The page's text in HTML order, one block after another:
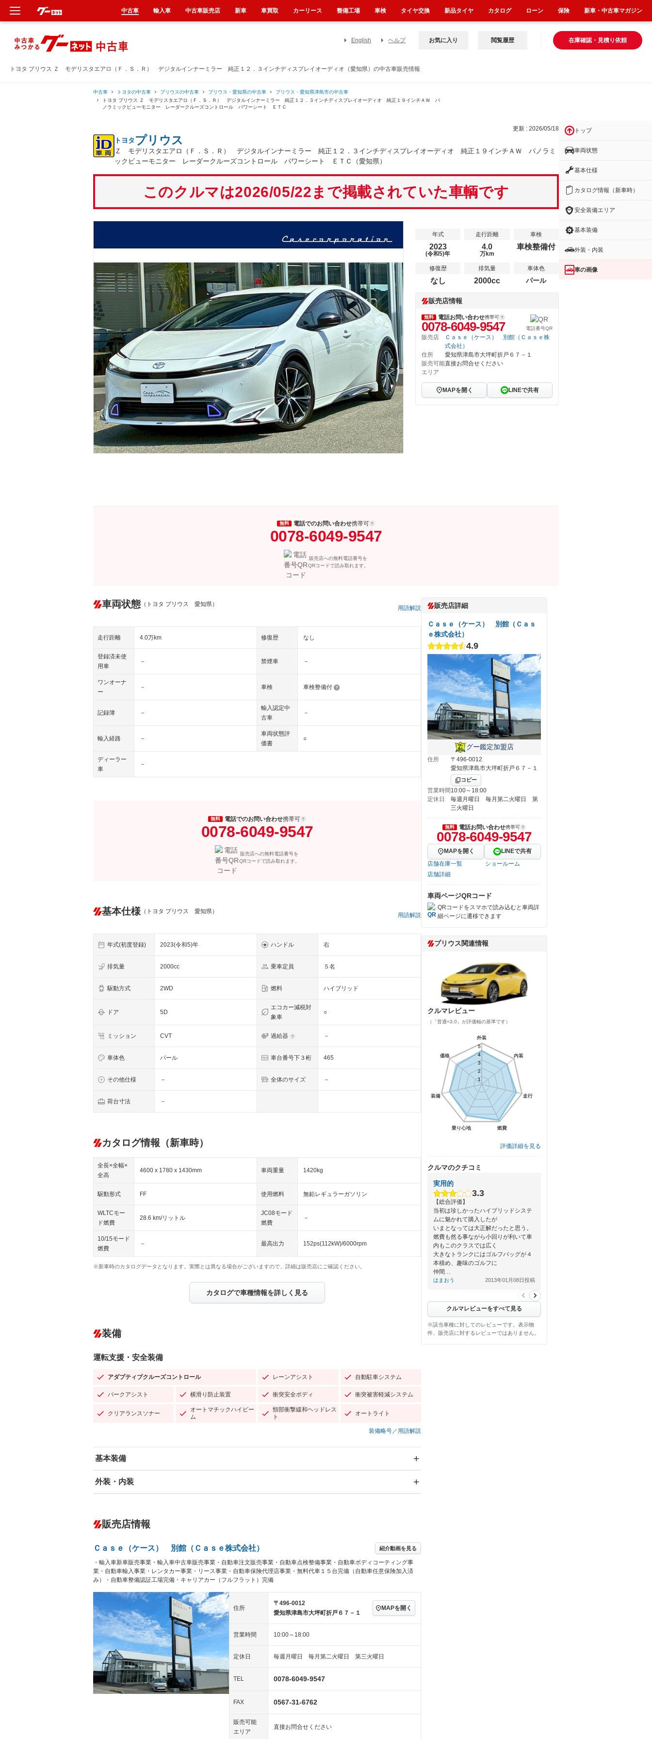
トヨタ プリウス Ｚ モデリスタエアロ（Ｆ．Ｓ．Ｒ） デジタルインナーミラー 純正１２．３インチディスプレイオーディオ（愛知県）の中古車販売情報
English ヘルプ 在庫確認・見積り依頼
お気に入り 閲覧履歴
中古車 トヨタの中古車 プリウスの中古車 プリウス・愛知県の中古車
プリウス・愛知県津島市の中古車
トヨタ プリウス Ｚ モデリスタエアロ（Ｆ．Ｓ．Ｒ） デジタルインナーミラー 純正１２．３インチディスプレイオーディオ 純正１９インチＡＷ パ
ノラミックビューモニター レーダークルーズコントロール パワーシート ＥＴＣ
更新 : 2026/05/18
トヨタ プリウス
Ｚ モデリスタエアロ（Ｆ．Ｓ．Ｒ） デジタルインナーミラー 純正１２．３インチディスプレイオーディオ 純正１９インチＡＷ パノラミ
ックビューモニター レーダークルーズコントロール パワーシート ＥＴＣ（愛知県）
このクルマは2026/05/22まで掲載されていた車輌です
年式
2023
(令和5)年
走行距離
4.0
万km
車検
車検整備付
修復歴
なし
排気量
2000cc
車体色
パール
販売店情報
無料 電話お問い合わせ携帯可
0078-6049-9547 電話番号QR
販売店
Ｃａｓｅ（ケース） 別館（Ｃａｓｅ株
式会社）
住所
愛知県津島市大坪町折戸６７－１
販売可能
エリア
直接お問合せください
MAPを開く LINEで共有
無料 電話でのお問い合わせ携帯可
0078-6049-9547
販売店への無料電話番号を
QRコードで読み取れます。
車両状態 （トヨタ プリウス 愛知県）
用語解説
走行距離 4.0万km 修復歴 なし
登録済未使
用車
－ 禁煙車 －
ワンオーナ
ー
－ 車検 車検整備付
記録簿 －
輸入認定中
古車
－
輸入経路 －
車両状態評
価書
○
ディーラー
車
－
無料 電話でのお問い合わせ携帯可
0078-6049-9547
販売店への無料電話番号を
QRコードで読み取れます。
基本仕様 （トヨタ プリウス 愛知県）
用語解説
年式(初度登録) 2023(令和5)年 ハンドル 右
排気量 2000cc 乗車定員 ５名
駆動方式 2WD 燃料 ハイブリッド
ドア 5D
エコカー減税対
象車
○
ミッション CVT 過給器 －
車体色 パール 車台番号下３桁 465
その他仕様 － 全体のサイズ －
荷台寸法 －
カタログ情報（新車時）
全長×全幅×
全高
4600 x 1780 x 1430mm 車両重量 1420kg
駆動形式 FF 使用燃料 無鉛レギュラーガソリン
WLTCモー
ド燃費
28.6 km/リットル
JC08モード
燃費
－
10/15モード
燃費
－ 最高出力 152ps(112kW)/6000rpm
※新車時のカタログデータとなります。実際とは異なる場合がございますので、詳細は販売店にご確認ください。
カタログで車種情報を詳しく見る
装備
運転支援・安全装備
アダプティブクルーズコントロール レーンアシスト 自動駐車システム
パークアシスト 横滑り防止装置 衝突安全ボディ 衝突被害軽減システム
クリアランスソナー
オートマチックハイビー
ム
頸部衝撃緩和ヘッドレス
ト
オートライト
装備略号／用語解説
基本装備
エアバッグ：運転席/助手席/サイド
－ ダウンヒルアシストコントロール
Bluetooth接続 100V電源 センターデフロック
－ レンタカーアップ － 展示・試乗車 電動格納ミラー
外装・内装
オーディオ：ミュージックプレイヤー接続可／ミュージ
ックサーバー
－
ー
革シート キーレス
LEDヘッドランプ － HID(キセノンライト) － ポータブルナビ バックカメラ
ETC2.0 エアロ スマートキー
ランフラットタイヤ パワーシート 3列シート ベンチシート
フルフラットシート － チップアップシート オットマン 電動格納サードシート
シートヒーター － ウォークスルー 後席モニター
フロントカメラ シートエアコン 全周囲カメラ サイドカメラ
－ ルーフレール － エアサスペンション
販売店情報
Ｃａｓｅ（ケース） 別館（Ｃａｓｅ株式会社） 紹介動画を見る
・輸入車新車販売事業・輸入車中古車販売事業・自動車注文販売事業・自動車点検整備事業・自動車ボディコーティング事
業・自動車輸入事業・レンタカー事業・リース事業・自動車保険代理店事業・無料代車１５台完備（自動車任意保険加入済
み）・自動車整備認証工場完備・キャリアカー（フルフラット）完備
住所
〒496-0012
愛知県津島市大坪町折戸６７－１
MAPを開く
営業時間 10:00～18:00
定休日 毎週月曜日 毎月第二火曜日 第三火曜日
TEL 0078-6049-9547
FAX 0567-31-6762
販売可能
エリア
直接お問合せください
販売店詳細
Ｃａｓｅ（ケース） 別館（Ｃａｓ
ｅ株式会社）
4.9
グー鑑定加盟店
住所
〒496-0012
愛知県津島市大坪町折戸６７－１
コピー
営業時間10:00～18:00
定休日
毎週月曜日 毎月第二火曜日 第
三火曜日
無料 電話お問い合わせ携帯可
0078-6049-9547
MAPを開く
LINEで共有
店舗在庫一覧
ショールーム
店舗詳細
車両ページQRコード
QRコードをスマホで読み込むと車両詳
細ページに遷移できます
プリウス関連情報
クルマレビュー
（「普通=3.0」が評価軸の基準です）
外装
内装
走行
燃費
乗り心地
装備
価格
1
2
3
4
5
外装
内装
走行
燃費
乗り心地
装備
価格
1
2
3
4
5
評価詳細を見る
クルマのクチコミ
実用的
3.3
【総合評価】
当初は珍しかったハイブリッドシステ
ムに魅かれて購入したが
いまとなっては大正解だったと思う。
燃費も然る事ながら小回りが利いて車
内もこのクラスでは広く
大きなトランクにはゴルフバッグが４
本積め、趣味のゴルフに
仲間…
はまおう 2013年01月08日投稿
クルマレビューをすべて見る
※該当車種に対してのレビューです。表示物
件、販売店に対するレビューではありません。
トップ
車両状態
基本仕様
カタログ情報（新車時）
安全装備エリア
基本装備
外装・内装
車の画像
中古車 輸入車 中古車販売店 新車 車買取 カーリース 整備工場 車検 タイヤ交換 新品タイヤ カタログ ローン 保険 新車・中古車マガジン
新車
中古車